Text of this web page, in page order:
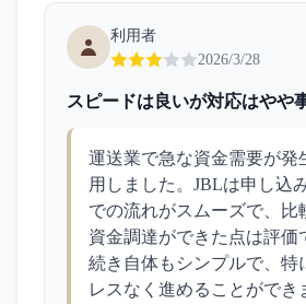
利用者
2026/3/28
スピードは良いが対応はやや
運送業で急な資金需要が発
用しました。JBLは申し込
での流れがスムーズで、比
資金調達ができた点は評価
続き自体もシンプルで、特
レスなく進めることができ